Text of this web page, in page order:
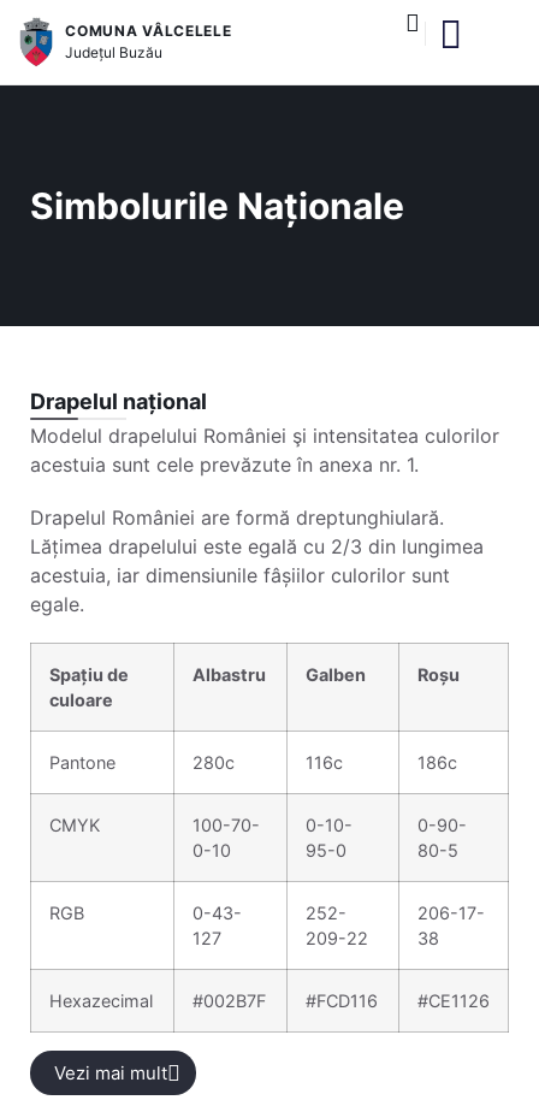
COMUNA VÂLCELELE
Județul Buzău
Simbolurile Naționale
Drapelul național
Modelul drapelului României şi intensitatea culorilor
acestuia sunt cele prevăzute în anexa nr. 1.
Drapelul României are formă dreptunghiulară.
Lățimea drapelului este egală cu 2/3 din lungimea
acestuia, iar dimensiunile fâșiilor culorilor sunt
egale.
Spațiu de
culoare
Albastru Galben Roșu
Pantone 280c 116c 186c
CMYK
100-70-
0-10
0-10-
95-0
0-90-
80-5
RGB
0-43-
127
252-
209-22
206-17-
38
Hexazecimal #002B7F #FCD116 #CE1126
Vezi mai mult